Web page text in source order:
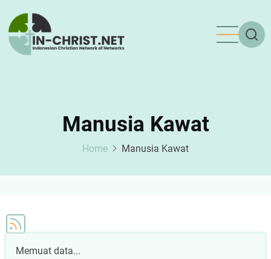
main
content
Manusia Kawat
Home Manusia Kawat
Memuat data...